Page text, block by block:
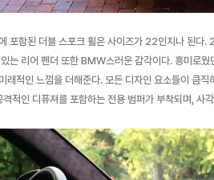
포함된 더블 스포크 휠은 사이즈가 22인치나 된다.
는 리어 펜더 또한 BMW스러운 감각이다. 흥미로
래적인 느낌을 더해준다. 모든 디자인 요소들이 큼
적인 디퓨져를 포함하는 전용 범퍼가 부착되며, 사